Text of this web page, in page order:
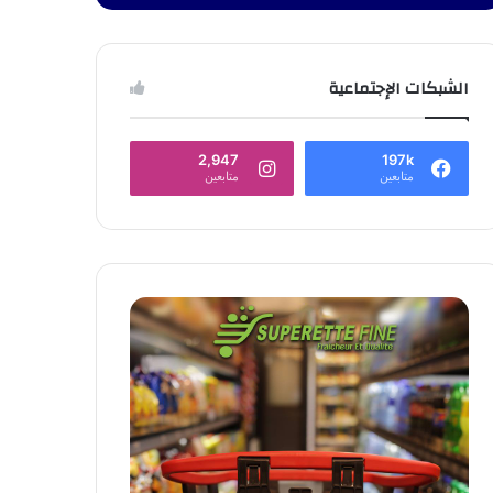
الشبكات الإجتماعية
197k
متابعين
2,947
متابعين